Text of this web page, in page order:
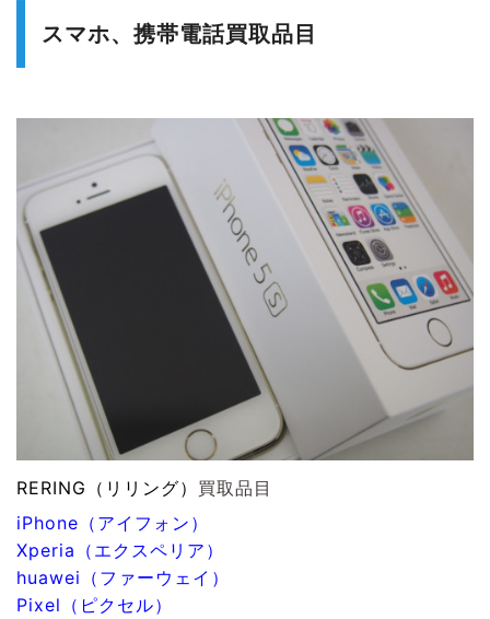
スマホ、携帯電話買取品目
RERING（リリング） 買取品目
iPhone（アイフォン）
Xperia（エクスペリア）
huawei（ファーウェイ）
Pixel（ピクセル）